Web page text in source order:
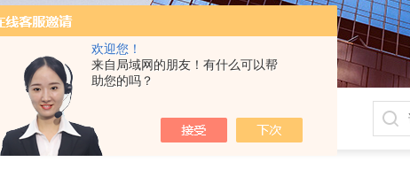
欢迎您！
来自局域网的朋友！有什么可以帮
助您的吗？
、色谱担体），顶空进样器，热解析仪，紫外分光光度计，原子吸收分光光度计，傅立叶红外光谱仪，分析天平等常规实验室产品。